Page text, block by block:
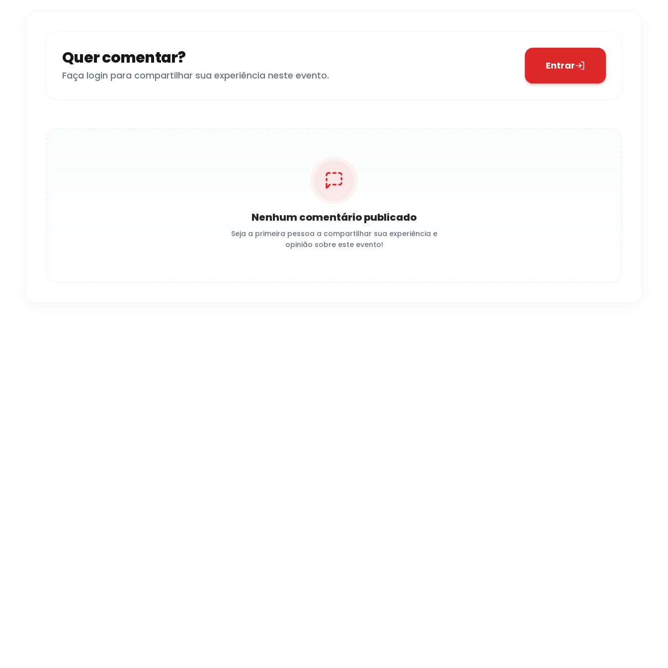
Quer comentar?
Faça login para compartilhar sua experiência neste evento.
Entrar
Nenhum comentário publicado
Seja a primeira pessoa a compartilhar sua experiência e
opinião sobre este evento!